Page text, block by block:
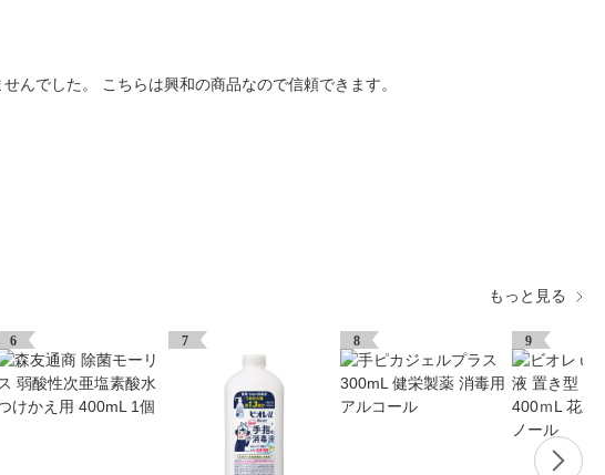
んでした。 こちらは興和の商品なので信頼できます。
もっと見る
6 7 8 9